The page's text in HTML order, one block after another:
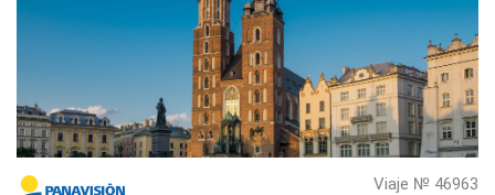
Viaje № 46963